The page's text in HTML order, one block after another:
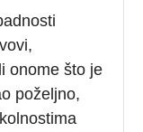
onome što je
poželjno,